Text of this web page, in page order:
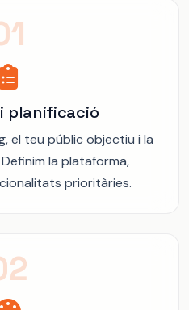
planificació
el teu públic objectiu i la
la plataforma,
prioritàries.